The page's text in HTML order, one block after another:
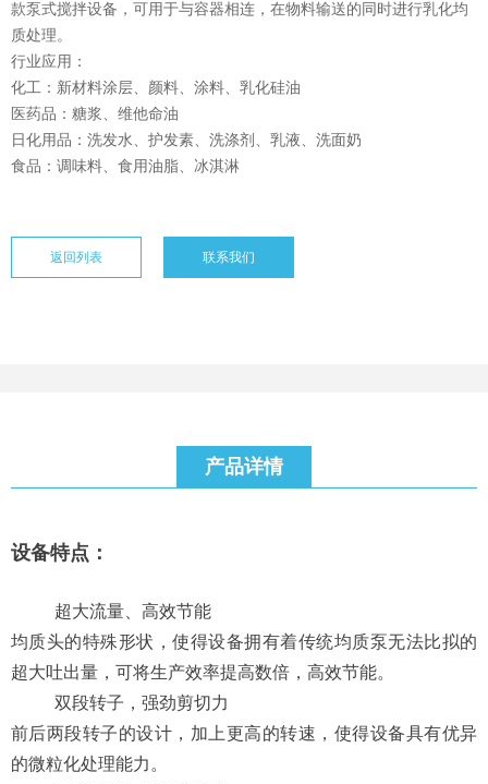
款泵式搅拌设备，可用于与容器相连，在物料输送的同时进行乳化均
质处理。
行业应用：
化工：新材料涂层、颜料、涂料、乳化硅油
医药品：糖浆、维他命油
日化用品：洗发水、护发素、洗涤剂、乳液、洗面奶
食品：调味料、食用油脂、冰淇淋
返回列表 联系我们
产品详情
设备特点：
超大流量、高效节能
均质头的特殊形状，使得设备拥有着传统均质泵无法比拟的
超大吐出量，可将生产效率提高数倍，高效节能。
双段转子，强劲剪切力
前后两段转子的设计，加上更高的转速，使得设备具有优异
的微粒化处理能力。